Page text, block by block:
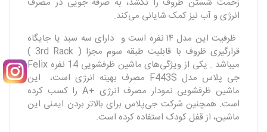
انرژی و آب نیز کمک شایانی می‌کند.
ظرفیت این مدل ۱۴ نفره است و دارای سه سبد یا جایگاه
قرارگیری ظروف با قابلیت طبقه سوم مجزا ( 3rd Rack )
میباشد . یکی از ویژگی‌های ماشین ظرفشویی 14 نفره Felix
جی پلاس مدل F443S مصرف بهینه انرژی است، این
ماشین ظرفشویی نمودار مصرف انرژی +A را کسب کرده
است. همچنین شرکت جی‌پلاس برای بالاتر بردن ایمنی این
ماشین، از قفل کودک استفاده کرده است.